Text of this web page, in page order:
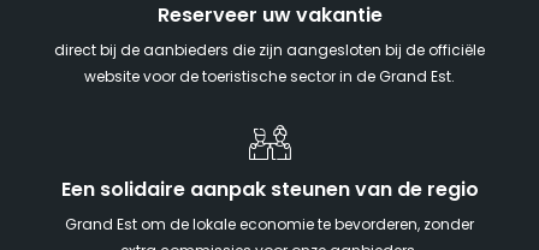
Reserveer uw vakantie
direct bij de aanbieders die zijn aangesloten bij de officiële
website voor de toeristische sector in de Grand Est.
Een solidaire aanpak steunen van de regio
Grand Est om de lokale economie te bevorderen, zonder